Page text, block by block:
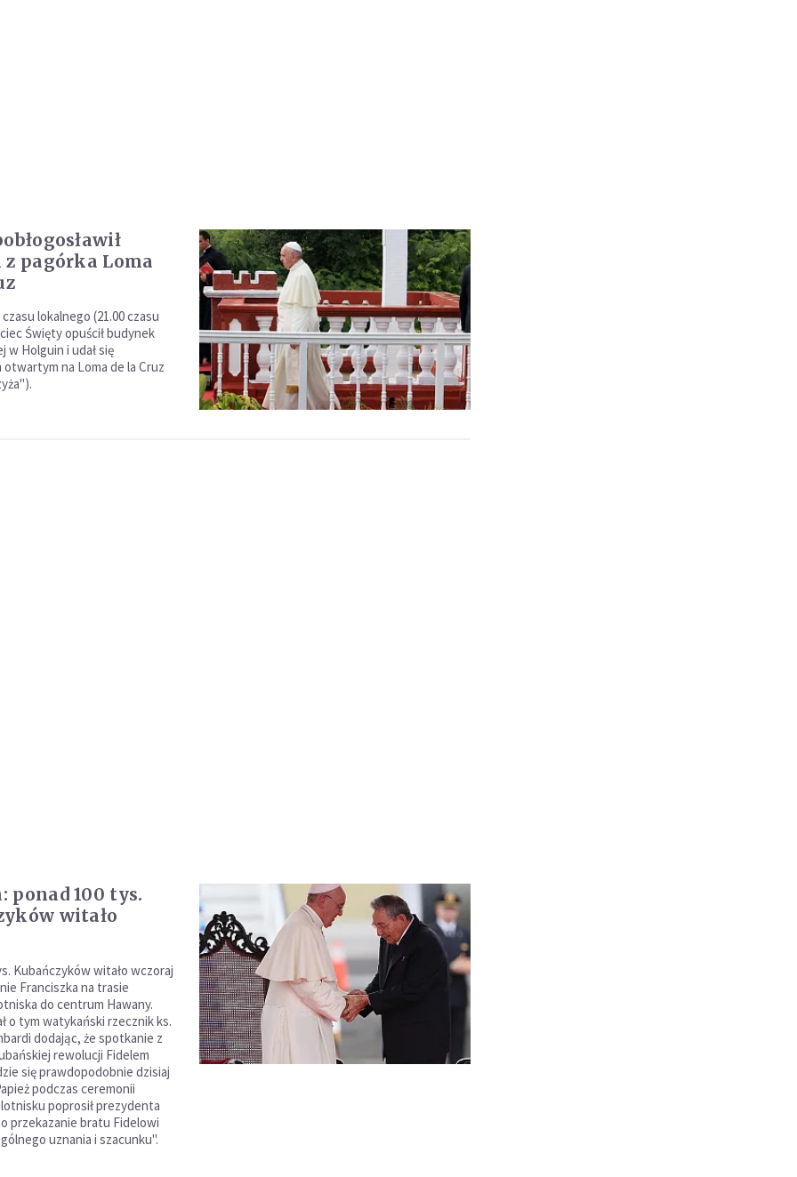
pagórka Loma
czasu lokalnego (21.00 czasu
Święty opuścił budynek
w Holguin i udał się
otwartym na Loma de la Cruz
ponad 100 tys.
witało
Kubańczyków witało wczoraj
Franciszka na trasie
do centrum Hawany.
o tym watykański rzecznik ks.
dodając, że spotkanie z
rewolucji Fidelem
się prawdopodobnie dzisiaj
podczas ceremonii
poprosił prezydenta
przekazanie bratu Fidelowi
uznania i szacunku".